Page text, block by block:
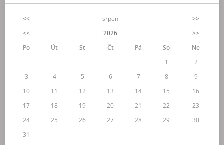
<< srpen
>>
<<
2026
>>
Po
Út St Čt Pá So
Ne
1
2
3
4 5 6 7 8
9
10
11 12 13 14 15
16
17
18 19 20 21 22
23
24
25 26 27 28 29
30
31